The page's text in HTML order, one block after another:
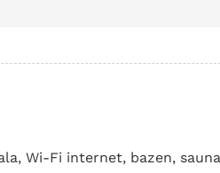
Wi-Fi internet, bazen,